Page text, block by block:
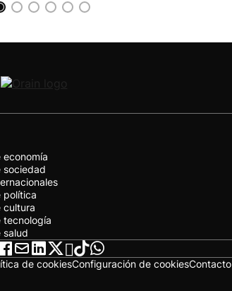
sociedad
política
cultura
tecnología
salud
de cookiesConfiguración de cookiesContacto